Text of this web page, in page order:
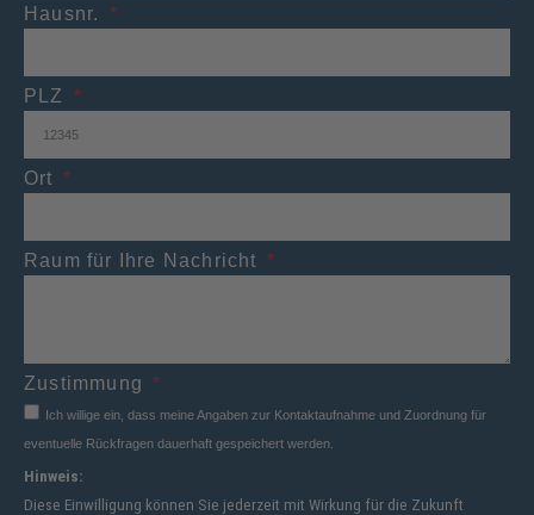
Hausnr.
PLZ
Ort
Raum für Ihre Nachricht
Zustimmung
Ich willige ein, dass meine Angaben zur Kontaktaufnahme und Zuordnung für
eventuelle Rückfragen dauerhaft gespeichert werden.
Hinweis:
Diese Einwilligung können Sie jederzeit mit Wirkung für die Zukunft